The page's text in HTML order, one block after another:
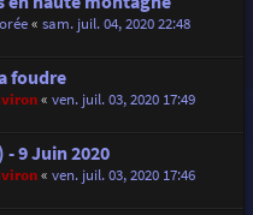
« sam. juil. 04, 2020 22:48
foudre
« ven. juil. 03, 2020 17:49
9 Juin 2020
« ven. juil. 03, 2020 17:46